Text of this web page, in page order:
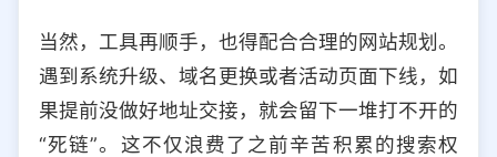
当然，工具再顺手，也得配合合理的网站规划。
遇到系统升级、域名更换或者活动页面下线，如
果提前没做好地址交接，就会留下一堆打不开的
“死链”。这不仅浪费了之前辛苦积累的搜索权